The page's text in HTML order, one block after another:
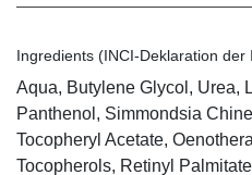
Ingredients (INCI-Deklaration der
Aqua, Butylene Glycol, Urea,
Panthenol, Simmondsia
Tocopheryl Acetate,
Tocopherols, Retinyl